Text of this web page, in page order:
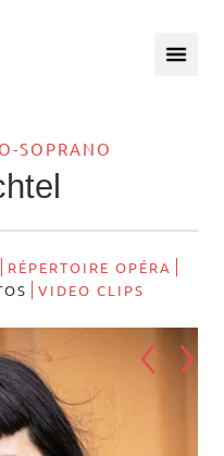
SOPRANO
RÉPERTOIRE OPÉRA
VIDEO CLIPS